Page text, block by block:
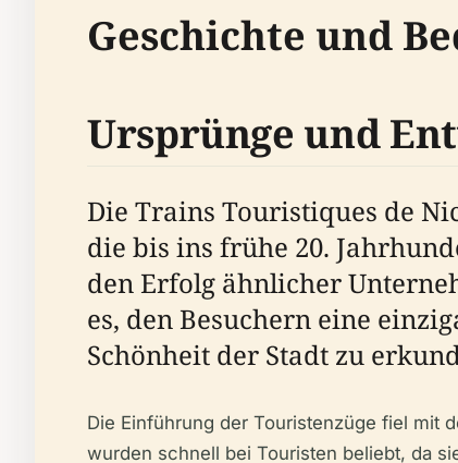
Geschichte und
Ursprünge und
Die Trains Touristiques de
die bis ins frühe 20.
den Erfolg ähnlicher
es, den Besuchern eine
Schönheit der Stadt zu
Die Einführung der Touristenzüge fiel mit
wurden schnell bei Touristen beliebt, da